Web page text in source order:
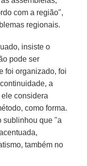
com a região",
regionais.
insiste o
pode ser
foi organizado, foi
a
considera
como forma.
sublinhou que "a
também no